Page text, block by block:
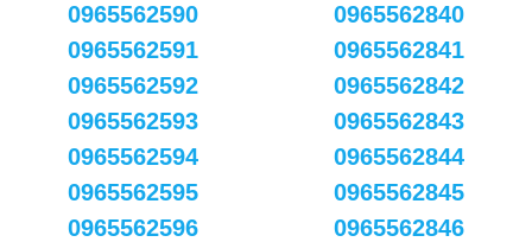
0965562590
0965562591
0965562592
0965562593
0965562594
0965562595
0965562596
0965562840
0965562841
0965562842
0965562843
0965562844
0965562845
0965562846